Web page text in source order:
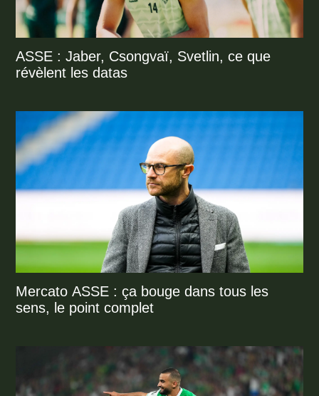
ASSE : Jaber, Csongvaï, Svetlin, ce que
révèlent les datas
Mercato ASSE : ça bouge dans tous les
sens, le point complet